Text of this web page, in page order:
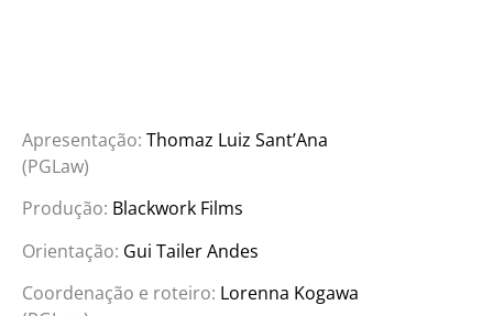
Apresentação: Thomaz Luiz Sant’Ana
(PGLaw)
Produção: Blackwork Films
Orientação: Gui Tailer Andes
Coordenação e roteiro: Lorenna Kogawa